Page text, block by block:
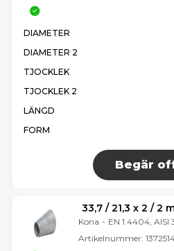
DIAMETER
DIAMETER 2
TJOCKLEK
TJOCKLEK 2
LÄNGD
FORM
Begär
33,7 / 21,3 x 2 / 2
Kona - EN 1.4404, AISI
Artikelnummer: